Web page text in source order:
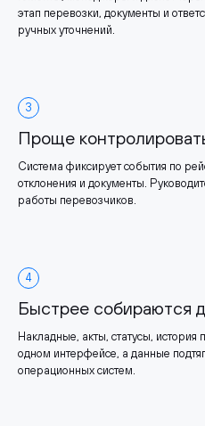
этап перевозки, документы и
ручных уточнений.
3
Проще
Система фиксирует события по
отклонения и документы.
работы перевозчиков.
4
Быстрее собираются
Накладные, акты, статусы, история
одном интерфейсе, а данные
операционных систем.